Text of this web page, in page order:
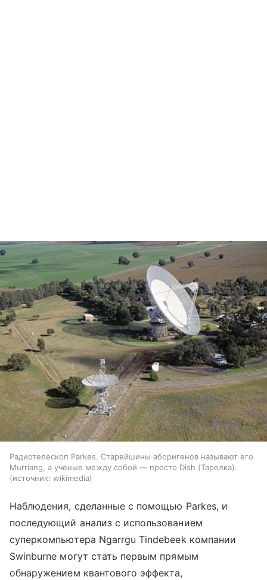
Радиотелескоп Parkes. Старейшины аборигенов называют его
Murriang, а ученые между собой — просто Dish (Тарелка).
источник: wikimedia
Наблюдения, сделанные с помощью Parkes, и
последующий анализ с использованием
суперкомпьютера Ngarrgu Tindebeek компании
Swinburne могут стать первым прямым
обнаружением квантового эффекта,